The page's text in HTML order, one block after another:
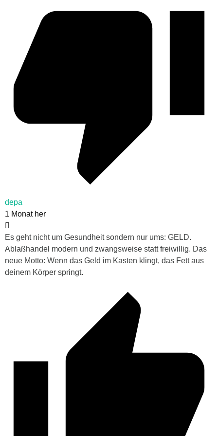
depa
1 Monat her
Es geht nicht um Gesundheit sondern nur ums: GELD.
Ablaßhandel modern und zwangsweise statt freiwillig. Das
neue Motto: Wenn das Geld im Kasten klingt, das Fett aus
deinem Körper springt.